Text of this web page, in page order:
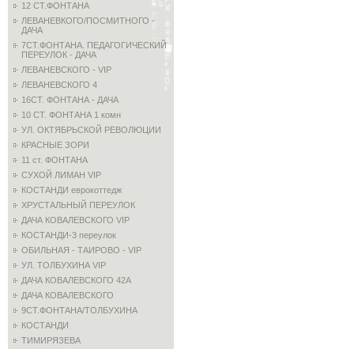
12 СТ.ФОНТАНА
ЛЕВАНЕВКОГО/ПОСМИТНОГО -
ДАЧА
7СТ.ФОНТАНА. ПЕДАГОГИЧЕСКИЙ
ПЕРЕУЛОК - ДАЧА
ЛЕВАНЕВСКОГО - VIP
ЛЕВАНЕВСКОГО 4
16СТ. ФОНТАНА - ДАЧА
10 СТ. ФОНТАНА 1 комн
УЛ. ОКТЯБРЬСКОЙ РЕВОЛЮЦИИ
КРАСНЫЕ ЗОРИ
11 ст. ФОНТАНА
СУХОЙ ЛИМАН VIP
КОСТАНДИ еврокоттедж
ХРУСТАЛЬНЫЙ ПЕРЕУЛОК
ДАЧА КОВАЛЕВСКОГО VIP
КОСТАНДИ-3 переулок
ОБИЛЬНАЯ - ТАИРОВО - VIP
УЛ. ТОЛБУХИНА VIP
ДАЧА КОВАЛЕВСКОГО 42А
ДАЧА КОВАЛЕВСКОГО
9СТ.ФОНТАНА/ТОЛБУХИНА
КОСТАНДИ
ТИМИРЯЗЕВА